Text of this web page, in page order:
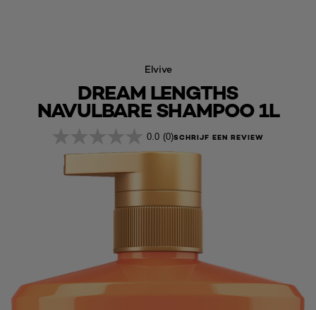
Elvive
DREAM LENGTHS
NAVULBARE SHAMPOO 1L
0.0 (0)SCHRIJF EEN REVIEW